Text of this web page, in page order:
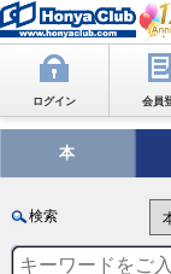
ログイン 会員
本
検索